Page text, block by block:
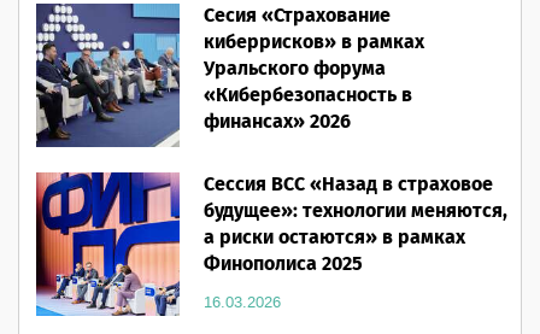
28.05.2026
Сесия «Страхование
киберрисков» в рамках
Уральского форума
«Кибербезопасность в
финансах» 2026
Сессия ВСС «Назад в страховое
будущее»: технологии меняются,
а риски остаются» в рамках
Финополиса 2025
16.03.2026